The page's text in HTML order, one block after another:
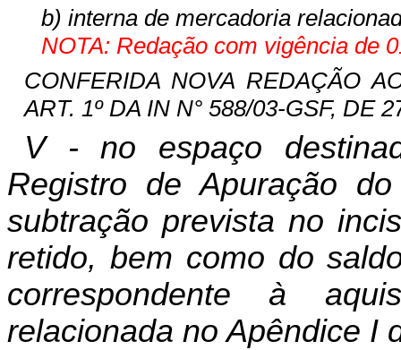
b) interna de mercadoria
NOTA: Redação com vigência de
CONFERIDA NOVA REDAÇÃO
ART. 1º DA IN N° 588/03-GSF, DE
V - no espaço
Registro de Apuração
subtração prevista no
retido, bem como do
correspondente à
relacionada no Apêndice I